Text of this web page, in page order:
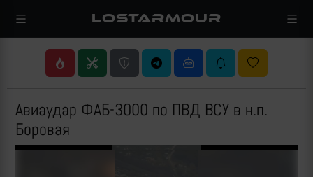
LOSTARMOUR
Авиаудар ФАБ-3000 по ПВД ВСУ в н.п.
Боровая